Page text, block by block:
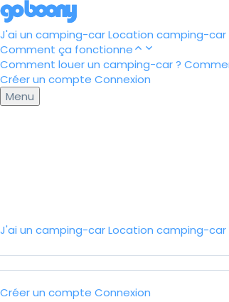
J'ai un camping-carLocation camping-car
Comment ça fonctionne
Comment louer un camping-car ?
Créer un compte Connexion
Menu
J'ai un camping-carLocation camping-car
Créer un compte Connexion